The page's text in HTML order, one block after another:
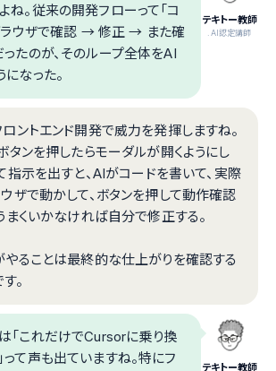
テキトー教師
.AI認定講師
ね。従来の開発フローって「コ
ラウザで確認 → 修正 → また確
ったのが、そのループ全体をAI
なった。
ントエンド開発で威力を発揮しますね。
タンを押したらモーダルが開くようにし
指示を出すと、AIがコードを書いて、実際
ウザで動かして、ボタンを押して動作確認
まくいかなければ自分で修正する。
やることは最終的な仕上がりを確認する
。
テキトー教師
「これだけでCursorに乗り換
って声も出ていますね。特にフ